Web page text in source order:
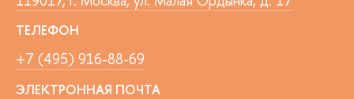
ТЕЛЕФОН
+7 (495) 916-88-69
ЭЛЕКТРОННАЯ ПОЧТА